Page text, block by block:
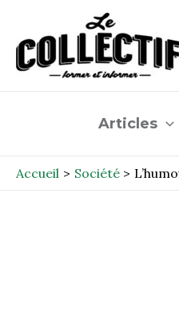
contenu
Articles
Accueil Société